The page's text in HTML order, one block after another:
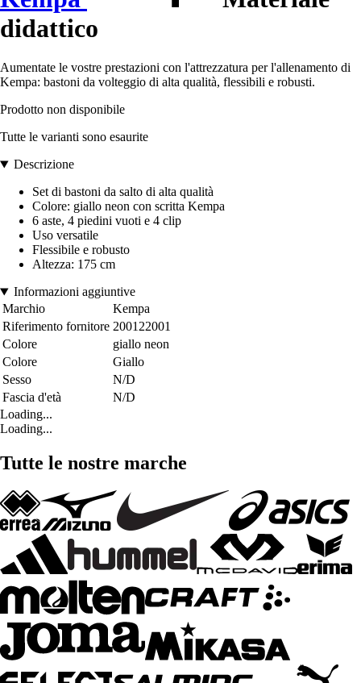
didattico
Aumentate le vostre prestazioni con l'attrezzatura per l'allenamento di
Kempa: bastoni da volteggio di alta qualità, flessibili e robusti.
Prodotto non disponibile
Tutte le varianti sono esaurite
Descrizione
Set di bastoni da salto di alta qualità
Colore: giallo neon con scritta Kempa
6 aste, 4 piedini vuoti e 4 clip
Uso versatile
Flessibile e robusto
Altezza: 175 cm
Informazioni aggiuntive
Marchio
Kempa
Riferimento fornitore 200122001
Colore
giallo neon
Colore
Giallo
Sesso
N/D
Fascia d'età
N/D
Loading...
Loading...
Tutte le nostre marche